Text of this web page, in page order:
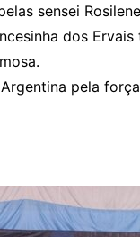
sensei
dos
pela